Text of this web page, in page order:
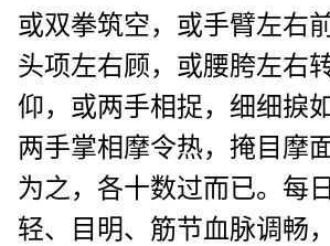
或双拳筑空，或手臂左右
头项左右顾，或腰胯左右
仰，或两手相捉，细细捩
两手掌相摩令热，掩目摩
为之，各十数过而已。每
轻、目明、筋节血脉调畅